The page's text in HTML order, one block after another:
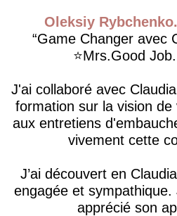
Oleksiy Rybchenko
Game Changer avec
⭐️Mrs.Good
J'ai collaboré avec
formation sur la vision
aux entretiens
vivement cette
J’ai découvert en
engagée et sympathique.
apprécié son